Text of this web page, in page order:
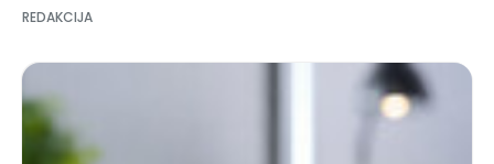
REDAKCIJA